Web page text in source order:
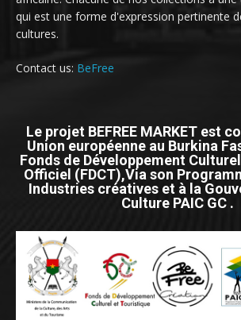
qui est une forme d'expression pertinente
cultures.
Contact us: BeFree
Le projet BEFREE MARKET est
Union européenne au Burkina
Fonds de Développement
Officiel (FDCT),Via son
Industries créatives et à la
Culture PAIC GC .